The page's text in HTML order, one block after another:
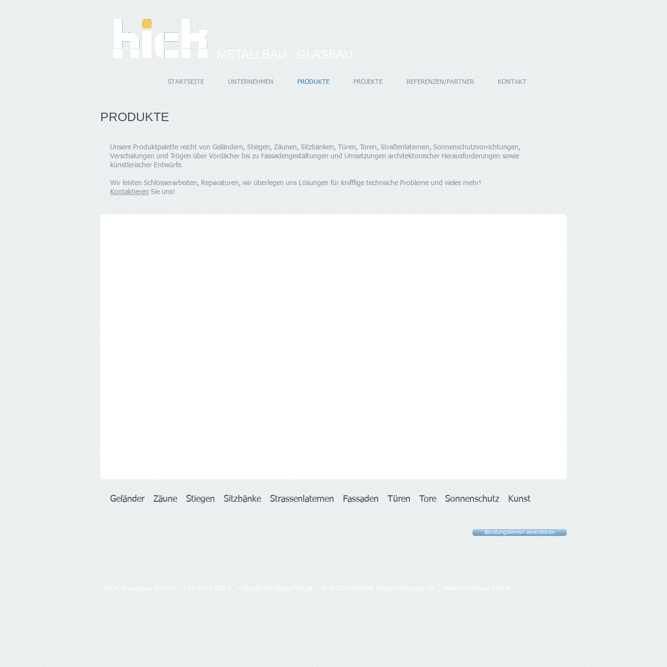
METALLBAU . GLASBAU
STARTSEITE UNTERNEHMEN PRODUKTE PROJEKTE REFERENZEN/PARTNER KONTAKT
PRODUKTE
Unsere Produktpalette reicht von Geländern, Stiegen, Zäunen, Sitzbänken, Türen, Toren, Straßenlaternen, Sonnenschutzvorrichtungen,
Verschalungen und Trögen über Vordächer bis zu Fassadengestaltungen und Umsetzungen architektonischer Herausforderungen sowie
künstlerischer Entwürfe.
Wir leisten Schlosserarbeiten, Reparaturen, wir überlegen uns Lösungen für knifflige technische Probleme und vieles mehr!
Kontaktieren Sie uns!
Geländer Zäune Stiegen Sitzbänke Strassenlaternen Fassaden Türen Tore Sonnenschutz Kunst
Beratungstermin vereinbaren
HICK Metallbau GmbH​ _ +43 2713-8259 _ office@metallbau-hick.at A-3622 Mühldorf, Bergwerkstrasse 50 _ www.metallbau-hick.at